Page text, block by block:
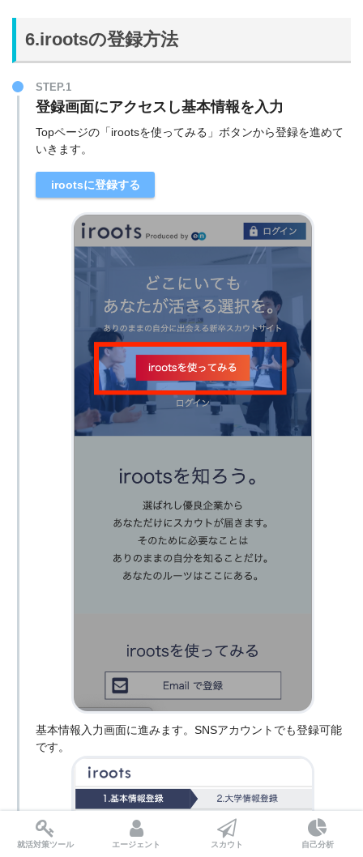
6.irootsの登録方法
STEP.1
登録画面にアクセスし基本情報を入力
Topページの「irootsを使ってみる」ボタンから登録を進めて
いきます。
irootsに登録する
基本情報入力画面に進みます。SNSアカウントでも登録可能
です。
就活対策ツール エージェント スカウト 自己分析